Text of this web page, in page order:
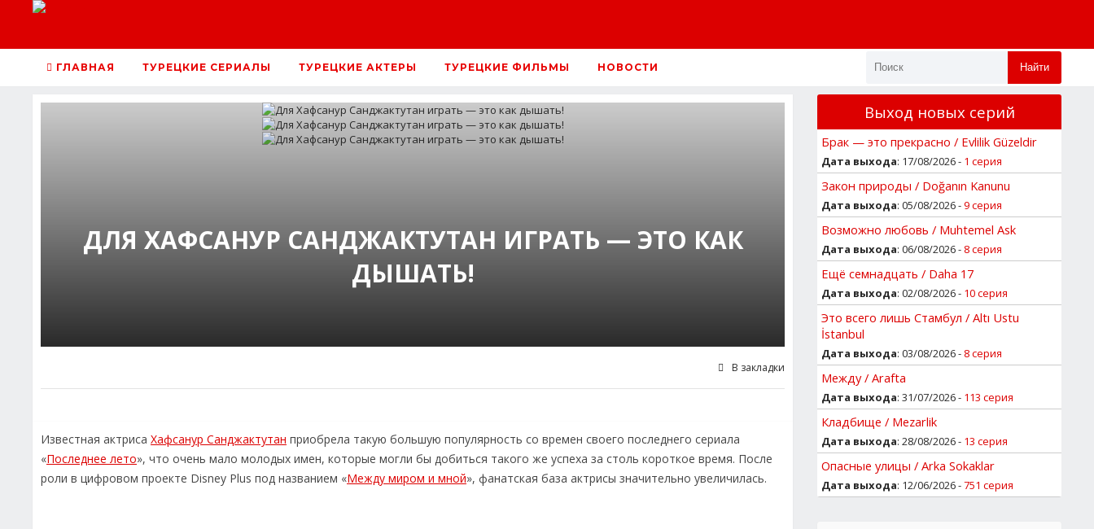
ГЛАВНАЯ ТУРЕЦКИЕ СЕРИАЛЫ ТУРЕЦКИЕ АКТЕРЫ ТУРЕЦКИЕ ФИЛЬМЫ НОВОСТИ Найти
ДЛЯ ХАФСАНУР САНДЖАКТУТАН ИГРАТЬ — ЭТО КАК
ДЫШАТЬ!
В закладки
Известная актриса Хафсанур Санджактутан приобрела такую большую популярность со времен своего последнего сериала
«Последнее лето», что очень мало молодых имен, которые могли бы добиться такого же успеха за столь короткое время. После
роли в цифровом проекте Disney Plus под названием «Между миром и мной», фанатская база актрисы значительно увеличилась.
Выход новых серий
Брак — это прекрасно / Evlilik Güzeldir
Дата выхода: 17/08/2026 - 1 серия
Закон природы / Doğanın Kanunu
Дата выхода: 05/08/2026 -9 серия
Возможно любовь / Muhtemel Ask
Дата выхода: 06/08/2026 - 8 серия
Ещё семнадцать / Daha 17
Дата выхода: 02/08/2026 - 10 серия
Это всего лишь Стамбул / Altı Ustu
İstanbul
Дата выхода: 03/08/2026 - 8 серия
Между / Arafta
Дата выхода: 31/07/2026 - 113 серия
Кладбище / Mezarlik
Дата выхода: 28/08/2026 - 13 серия
Опасные улицы / Arka Sokaklar
Дата выхода: 12/06/2026 -751 серия